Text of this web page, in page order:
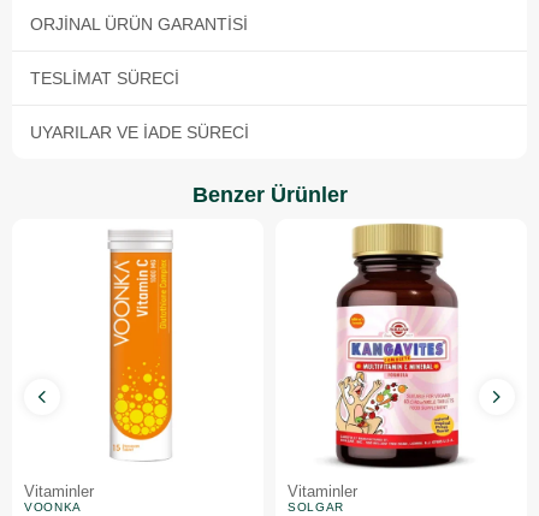
ORJINAL ÜRÜN GARANTISI
TESLIMAT SÜRECI
UYARILAR VE İADE SÜRECI
Benzer Ürünler
Vitaminler
VOONKA
Vitaminler
SOLGAR